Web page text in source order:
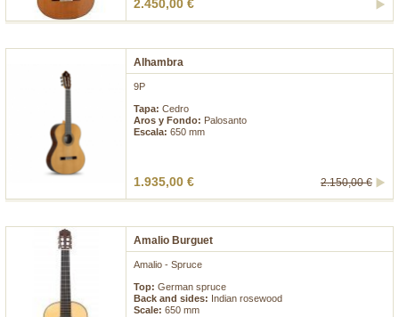
2.450,00 €
Alhambra
9P
Tapa: Cedro
Aros y Fondo: Palosanto
Escala: 650 mm
2.150,00 €
1.935,00 €
Amalio Burguet
Amalio - Spruce
Top: German spruce
Back and sides: Indian rosewood
Scale: 650 mm